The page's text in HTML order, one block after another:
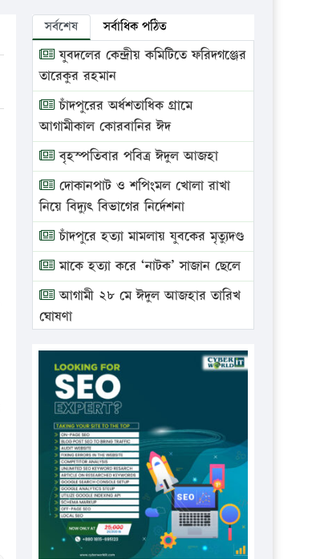
সর্বশেষ সর্বাধিক পঠিত
যুবদলের কেন্দ্রীয় কমিটিতে ফরিদগঞ্জের
তারেকুর রহমান
চাঁদপুরের অর্ধশতাধিক গ্রামে
আগামীকাল কোরবানির ঈদ
বৃহস্পতিবার পবিত্র ঈদুল আজহা
দোকানপাট ও শপিংমল খোলা রাখা
নিয়ে বিদ্যুৎ বিভাগের নির্দেশনা
চাঁদপুরে হত্যা মামলায় যুবকের মৃত্যুদণ্ড
মাকে হত্যা করে ‘নাটক’ সাজান ছেলে
আগামী ২৮ মে ঈদুল আজহার তারিখ
ঘোষণা
ভ্রাম্যমাণ আদালতে দুইটি প্রতিষ্ঠানকে
প্রতিষ্ঠানকে ৪০হাজার টাকা জরিমানা।
এবার লঞ্চের ভাড়া বাড়ল
১৭ থেকে ২১ শতাংশ বিদ্যুতের দাম
বাড়ানোর প্রস্তাব পিডিবির
১৬ মে চাঁদপুর ও ২৫ মে ফেনী সফরে
যাবেন প্রধানমন্ত্রী
উচ্চশিক্ষায় গৌরবময় অর্জন: পূর্ণ
স্কলারশিপে যুক্তরাষ্ট্রে পিএইচডি করছেন